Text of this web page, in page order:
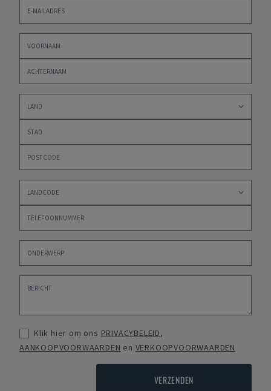
Klik hier om ons PRIVACYBELEID,
AANKOOPVOORWAARDEN en VERKOOPVOORWAARDEN
VERZENDEN